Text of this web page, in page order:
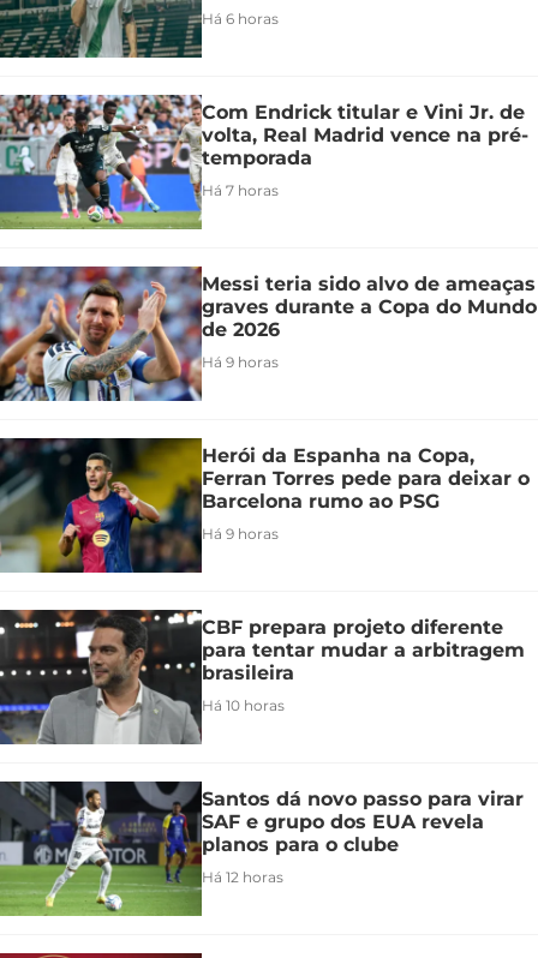
Há 6 horas
Com Endrick titular e Vini Jr. de
volta, Real Madrid vence na pré-
temporada
Há 7 horas
Messi teria sido alvo de ameaças
graves durante a Copa do Mundo
de 2026
Há 9 horas
Herói da Espanha na Copa,
Ferran Torres pede para deixar o
Barcelona rumo ao PSG
Há 9 horas
CBF prepara projeto diferente
para tentar mudar a arbitragem
brasileira
Há 10 horas
Santos dá novo passo para virar
SAF e grupo dos EUA revela
planos para o clube
Há 12 horas